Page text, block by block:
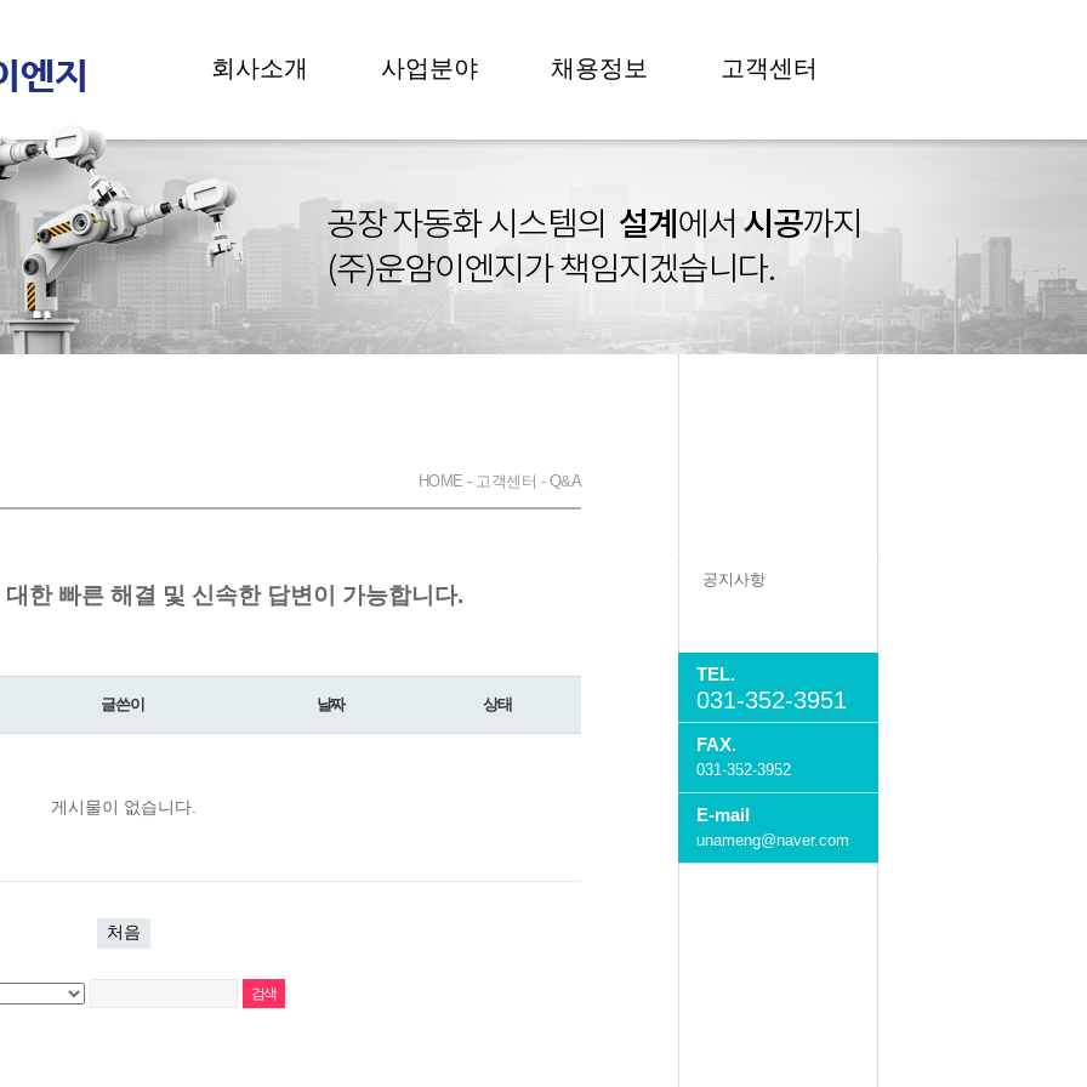
회사소개 사업분야 채용정보 고객센터
공지사항
TEL.
031-352-3951
FAX.
031-352-3952
E-mail
unameng@naver.com
HOME - 고객센터 - Q&A
한 빠른 해결 및 신속한 답변이 가능합니다.
글쓴이 날짜 상태
게시물이 없습니다.
처음